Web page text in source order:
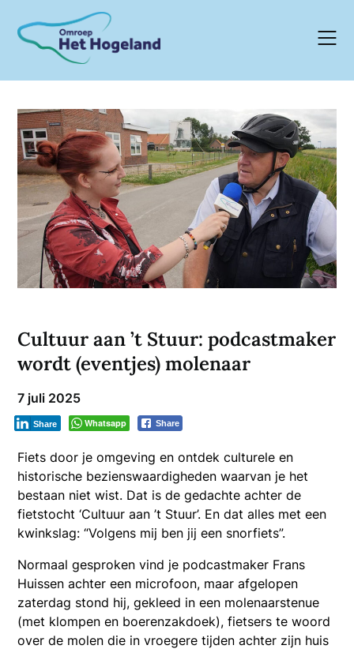
content
Cultuur aan ’t Stuur: podcastmaker
wordt (eventjes) molenaar
7 juli 2025
Whatsapp Share
Share
Fiets door je omgeving en ontdek culturele en
historische bezienswaardigheden waarvan je het
bestaan niet wist. Dat is de gedachte achter de
fietstocht ‘Cultuur aan ’t Stuur’. En dat alles met een
kwinkslag: “Volgens mij ben jij een snorfiets”.
Normaal gesproken vind je podcastmaker Frans
Huissen achter een microfoon, maar afgelopen
zaterdag stond hij, gekleed in een molenaarstenue
(met klompen en boerenzakdoek), fietsers te woord
over de molen die in vroegere tijden achter zijn huis